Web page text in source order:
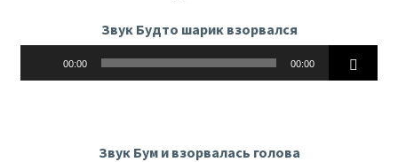
Звук Будто шарик взорвался
00:00 00:00
Звук Бум и взорвалась голова